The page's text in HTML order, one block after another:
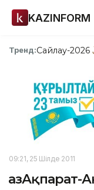
KAZINFORM
Тренд:Сайлау-2026
09:21, 25 Шілде 2011
ҚазАқпарат-